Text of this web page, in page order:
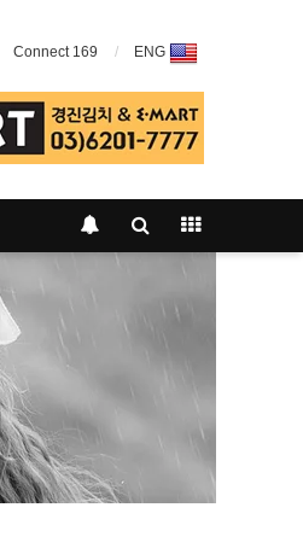
Connect 169 ENG